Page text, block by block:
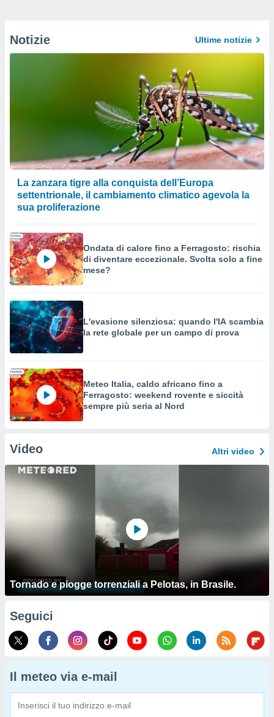
Notizie Ultime notizie
La zanzara tigre alla conquista dell’Europa
settentrionale, il cambiamento climatico agevola la
sua proliferazione
Ondata di calore fino a Ferragosto: rischia
di diventare eccezionale. Svolta solo a fine
mese?
L'evasione silenziosa: quando l'IA scambia
la rete globale per un campo di prova
Meteo Italia, caldo africano fino a
Ferragosto: weekend rovente e siccità
sempre più seria al Nord
Video Altri video
Tornado e piogge torrenziali a Pelotas, in Brasile.
Seguici
Il meteo via e-mail